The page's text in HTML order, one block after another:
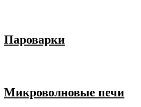
Пароварки
Микроволновые печи